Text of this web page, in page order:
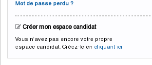
Mot de passe perdu ?
Créer mon espace candidat
Vous n'avez pas encore votre propre
espace candidat. Créez-le en cliquant ici.